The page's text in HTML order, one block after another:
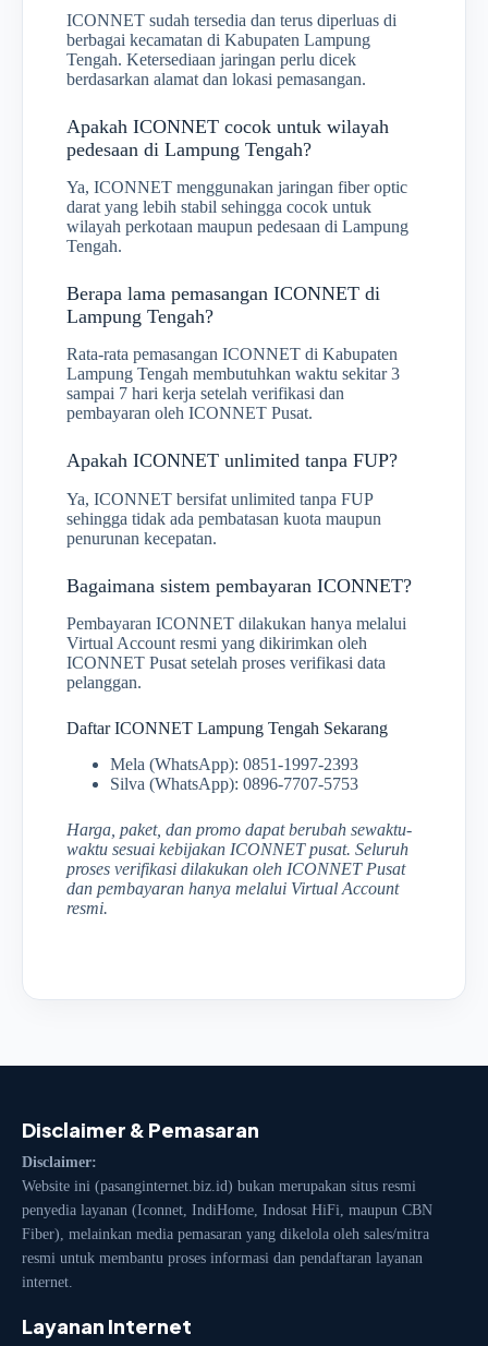
ICONNET sudah tersedia dan terus diperluas di
berbagai kecamatan di Kabupaten Lampung
Tengah. Ketersediaan jaringan perlu dicek
berdasarkan alamat dan lokasi pemasangan.
Apakah ICONNET cocok untuk wilayah
pedesaan di Lampung Tengah?
Ya, ICONNET menggunakan jaringan fiber optic
darat yang lebih stabil sehingga cocok untuk
wilayah perkotaan maupun pedesaan di Lampung
Tengah.
Berapa lama pemasangan ICONNET di
Lampung Tengah?
Rata-rata pemasangan ICONNET di Kabupaten
Lampung Tengah membutuhkan waktu sekitar 3
sampai 7 hari kerja setelah verifikasi dan
pembayaran oleh ICONNET Pusat.
Apakah ICONNET unlimited tanpa FUP?
Ya, ICONNET bersifat unlimited tanpa FUP
sehingga tidak ada pembatasan kuota maupun
penurunan kecepatan.
Bagaimana sistem pembayaran ICONNET?
Pembayaran ICONNET dilakukan hanya melalui
Virtual Account resmi yang dikirimkan oleh
ICONNET Pusat setelah proses verifikasi data
pelanggan.
Daftar ICONNET Lampung Tengah Sekarang
Mela (WhatsApp): 0851-1997-2393
Silva (WhatsApp): 0896-7707-5753
Harga, paket, dan promo dapat berubah sewaktu-
waktu sesuai kebijakan ICONNET pusat. Seluruh
proses verifikasi dilakukan oleh ICONNET Pusat
dan pembayaran hanya melalui Virtual Account
resmi.
Disclaimer & Pemasaran
Disclaimer:
Website ini (pasanginternet.biz.id) bukan merupakan situs resmi
penyedia layanan (Iconnet, IndiHome, Indosat HiFi, maupun CBN
Fiber), melainkan media pemasaran yang dikelola oleh sales/mitra
resmi untuk membantu proses informasi dan pendaftaran layanan
internet.
Layanan Internet